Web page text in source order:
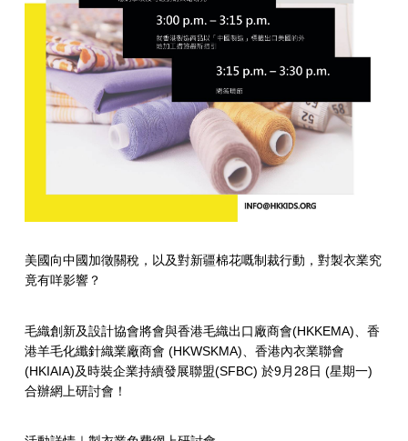
美國向中國加徵關稅，以及對新疆棉花嘅制裁行動，對製衣業究
竟有咩影響？
毛織創新及設計協會將會與香港毛織出口廠商會(HKKEMA)、香
港羊毛化纖針織業廠商會 (HKWSKMA)、香港內衣業聯會
(HKIAIA)及時裝企業持續發展聯盟(SFBC) 於9月28日 (星期一)
合辦網上研討會！